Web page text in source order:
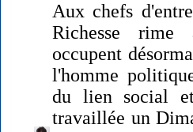
Aux chefs
Richesse rime
occupent
l'homme
du lien social
travaillée un